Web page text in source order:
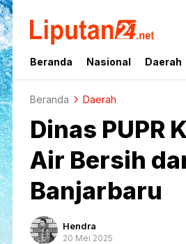
liputan24.net
Beranda Nasional Daerah
Beranda Daerah
Dinas PUPR
Air Bersih
Banjarbaru
Hendra
20 Mei 2025